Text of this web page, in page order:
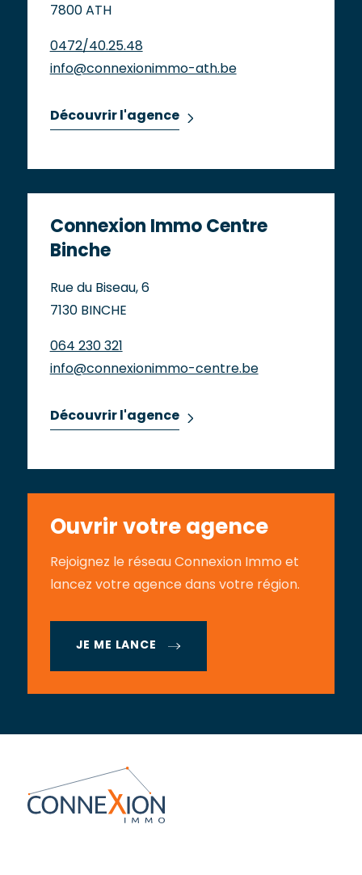
7800 ATH
0472/40.25.48
info@connexionimmo-ath.be
Découvrir l'agence
Connexion Immo Centre
Binche
Rue du Biseau, 6
7130 BINCHE
064 230 321
info@connexionimmo-centre.be
Découvrir l'agence
Ouvrir votre agence
Rejoignez le réseau Connexion Immo et
lancez votre agence dans votre région.
JE ME LANCE